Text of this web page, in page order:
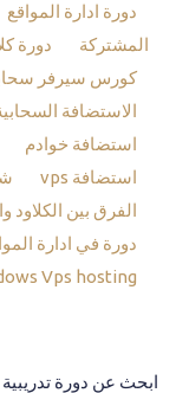
دورة ادارة المواقع
المشتركة
دورة
كورس سيرفر
الاستضافة
استضافة خوادم
استضافة vps
الفرق بين الكلاود
دورة في ادارة
Vps hosting
ابحث عن دورة تدريبية